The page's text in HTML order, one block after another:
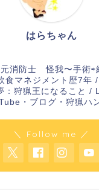
はらちゃん
元消防士 怪我〜手術
食マネジメント歴7年
：狩猟王になること /
・ブログ・狩猟ハ
＼ Follow me ／